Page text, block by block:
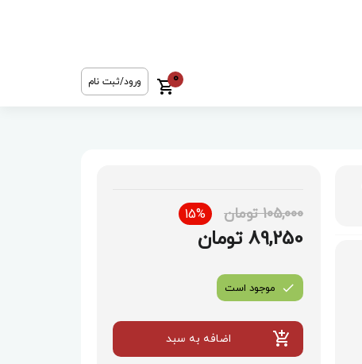
0 ورود/ثبت نام
105,000 تومان 15%
89,250 تومان
موجود است
اضافه به سبد